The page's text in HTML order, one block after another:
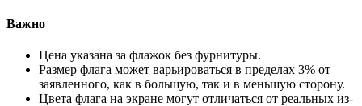
Важно
Цена указана за флажок без фурнитуры.
Размер флага может варьироваться в пределах 3% от
заявленного, как в большую, так и в меньшую сторону.
Цвета флага на экране могут отличаться от реальных из-